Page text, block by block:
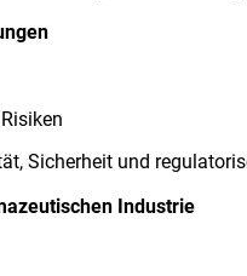
Sicherheit und
Industrie